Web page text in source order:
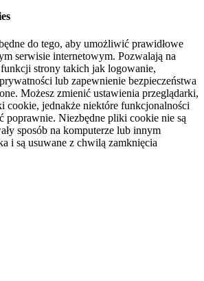
do tego, aby umożliwić prawidłowe
serwisie internetowym. Pozwalają na
funkcji strony takich jak logowanie,
lub zapewnienie bezpieczeństwa
Możesz zmienić ustawienia przeglądarki,
cookie, jednakże niektóre funkcjonalności
poprawnie. Niezbędne pliki cookie nie są
sposób na komputerze lub innym
i są usuwane z chwilą zamknięcia